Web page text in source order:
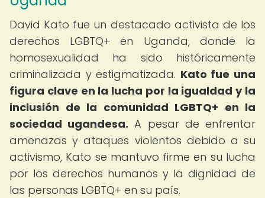
David Kato fue un destacado activista de los
derechos LGBTQ+ en Uganda, donde la
homosexualidad ha sido históricamente
criminalizada y estigmatizada. Kato fue una
figura clave en la lucha por la igualdad y la
inclusión de la comunidad LGBTQ+ en la
sociedad ugandesa. A pesar de enfrentar
amenazas y ataques violentos debido a su
activismo, Kato se mantuvo firme en su lucha
por los derechos humanos y la dignidad de
las personas LGBTQ+ en su país.